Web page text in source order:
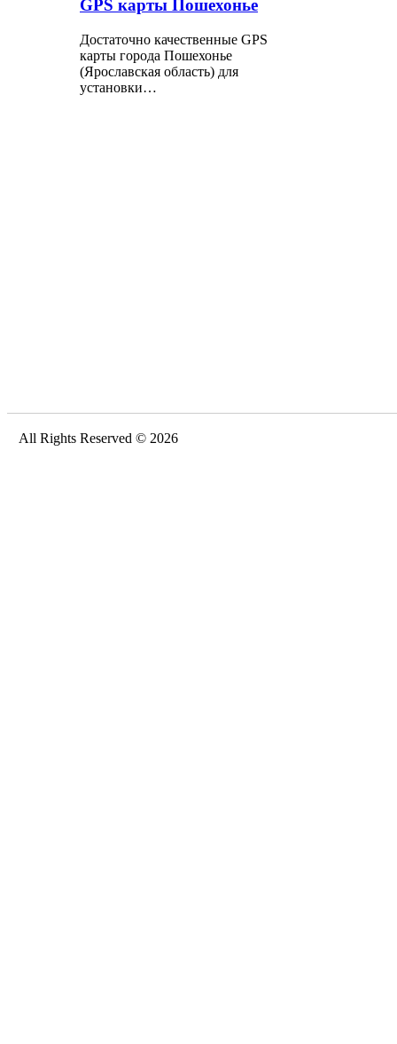
GPS карты Пошехонье
Достаточно качественные GPS
карты города Пошехонье
(Ярославская область) для
установки…
All Rights Reserved © 2026